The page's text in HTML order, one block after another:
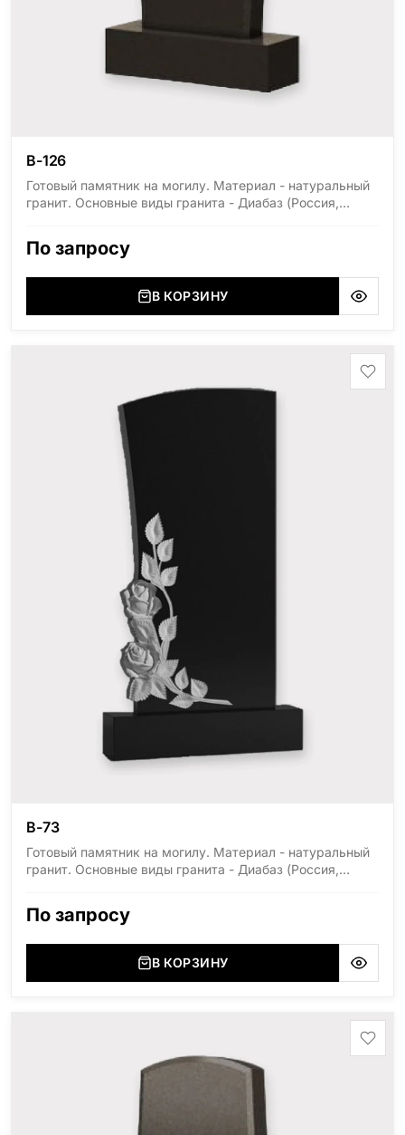
В-126
Готовый памятник на могилу. Материал - натуральный
гранит. Основные виды гранита - Диабаз (Россия,
(Украина, Житомерская область), Лабродарит
(Украина, Житомерская область), Сюксюансаари
(Россия, Карелия), Амфиболит (Россия, Мурманская
минимальные стандартные размеры: Стела: 80x40x5
По запросу
В КОРЗИНУ
В-73
Готовый памятник на могилу. Материал - натуральный
гранит. Основные виды гранита - Диабаз (Россия,
(Украина, Житомерская область), Лабродарит
(Украина, Житомерская область), Сюксюансаари
(Россия, Карелия), Амфиболит (Россия, Мурманская
минимальные стандартные размеры: Стела: 80x40x5
По запросу
В КОРЗИНУ